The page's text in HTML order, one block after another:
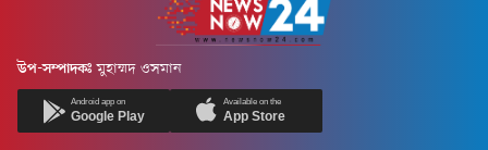
আমিনুল...
উপ-সম্পাদকঃ মুহাম্মদ ওসমান
Android app on
Google Play
Available on the
App Store